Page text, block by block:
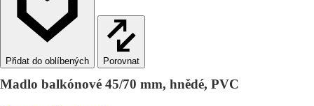
Porovnat
Madlo balkónové 45/70 mm, hnědé, PVC